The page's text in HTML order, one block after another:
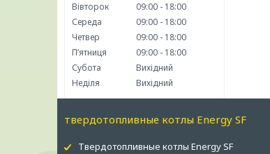
Вівторок
09:00
18:00
Середа
09:00
18:00
Четвер
09:00
18:00
Пʼятниця
09:00
18:00
Субота
Вихідний
Неділя
Вихідний
твердотопливные котлы Energy SF
Твердотопливные котлы Energy SF